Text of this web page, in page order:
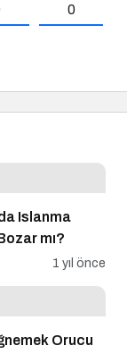
0
Islanma
mı?
1 yıl önce
Orucu